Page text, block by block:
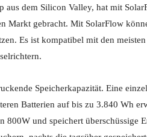
aus dem Silicon Valley, hat mit
Markt gebracht. Mit SolarFlow
Es ist kompatibel mit den
Speicherkapazität. Eine
Batterien auf bis zu 3.840 Wh
800W und speichert überschüssige